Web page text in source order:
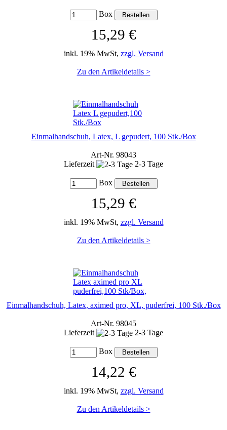
Box
15,29 €
inkl. 19% MwSt, zzgl. Versand
Zu den Artikeldetails >
Einmalhandschuh, Latex, L gepudert, 100 Stk./Box
Art-Nr. 98043
Lieferzeit
2-3 Tage
Box
15,29 €
inkl. 19% MwSt, zzgl. Versand
Zu den Artikeldetails >
Einmalhandschuh, Latex, aximed pro, XL, puderfrei, 100 Stk./Box
Art-Nr. 98045
Lieferzeit
2-3 Tage
Box
14,22 €
inkl. 19% MwSt, zzgl. Versand
Zu den Artikeldetails >